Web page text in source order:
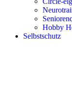
Hob­by
Selbst­schutz